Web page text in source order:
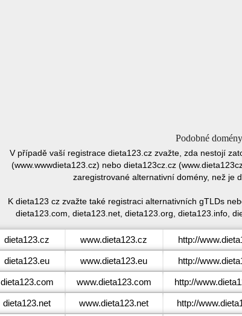
Podobné
V případě vaší registrace dieta123.cz zvažte, zda nestojí
(www.wwwdieta123.cz) nebo dieta123cz.cz
zaregistrované alternativní domény, než je
K dieta123 cz zvažte také registraci alternativních gTLDs
dieta123.com, dieta123.net, dieta123.org, dieta123.info,
dieta123.cz www.dieta123.cz http://
dieta123.eu www.dieta123.eu http://
dieta123.com www.dieta123.com http://
dieta123.net www.dieta123.net http://